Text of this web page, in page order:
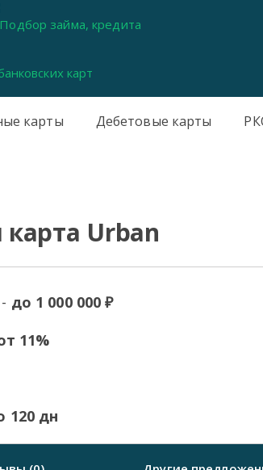
карты Дебетовые карты
Urban
до 1 000 000 ₽
11%
120 дн